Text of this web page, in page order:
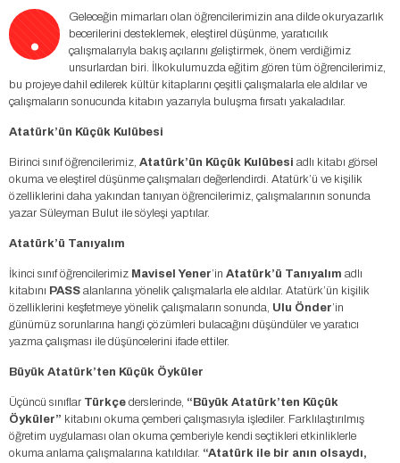
.
Geleceğin mimarları olan öğrencilerimizin ana dilde okuryazarlık
becerilerini desteklemek, eleştirel düşünme, yaratıcılık
çalışmalarıyla bakış açılarını geliştirmek, önem verdiğimiz
unsurlardan biri. İlkokulumuzda eğitim gören tüm öğrencilerimiz,
bu projeye dahil edilerek kültür kitaplarını çeşitli çalışmalarla ele aldılar ve
çalışmaların sonucunda kitabın yazarıyla buluşma fırsatı yakaladılar.
Atatürk’ün Küçük Kulübesi
Birinci sınıf öğrencilerimiz, Atatürk’ün Küçük Kulübesi adlı kitabı görsel
okuma ve eleştirel düşünme çalışmaları değerlendirdi. Atatürk’ü ve kişilik
özelliklerini daha yakından tanıyan öğrencilerimiz, çalışmalarının sonunda
yazar Süleyman Bulut ile söyleşi yaptılar.
Atatürk’ü Tanıyalım
İkinci sınıf öğrencilerimiz Mavisel Yener’in Atatürk’ü Tanıyalım adlı
kitabını PASS alanlarına yönelik çalışmalarla ele aldılar. Atatürk’ün kişilik
özelliklerini keşfetmeye yönelik çalışmaların sonunda, Ulu Önder’in
günümüz sorunlarına hangi çözümleri bulacağını düşündüler ve yaratıcı
yazma çalışması ile düşüncelerini ifade ettiler.
Büyük Atatürk’ten Küçük Öyküler
Üçüncü sınıflar Türkçe derslerinde, “Büyük Atatürk’ten Küçük
Öyküler” kitabını okuma çemberi çalışmasıyla işlediler. Farklılaştırılmış
öğretim uygulaması olan okuma çemberiyle kendi seçtikleri etkinliklerle
okuma anlama çalışmalarına katıldılar. “Atatürk ile bir anın olsaydı,